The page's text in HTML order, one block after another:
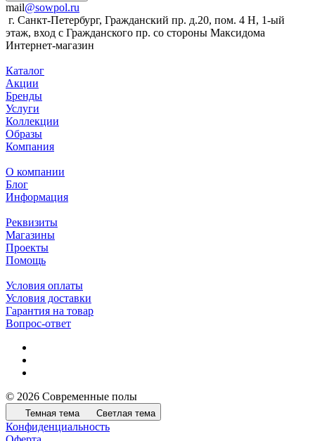
mail@sowpol.ru
г. Санкт-Петербург, Гражданский пр. д.20, пом. 4 Н, 1-ый
этаж, вход с Гражданского пр. со стороны Максидома
Интернет-магазин
Каталог
Акции
Бренды
Услуги
Коллекции
Образы
Компания
О компании
Блог
Информация
Реквизиты
Магазины
Проекты
Помощь
Условия оплаты
Условия доставки
Гарантия на товар
Вопрос-ответ
© 2026 Современные полы
Темная тема Светлая тема
Конфиденциальность